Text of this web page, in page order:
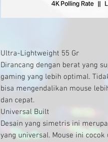
Ultra-Lightweight 55 Gr
Dirancang dengan berat yang
gaming yang lebih optimal.
bisa mengendalikan mouse
dan cepat.
Universal Built
Desain yang simetris ini
yang universal. Mouse ini